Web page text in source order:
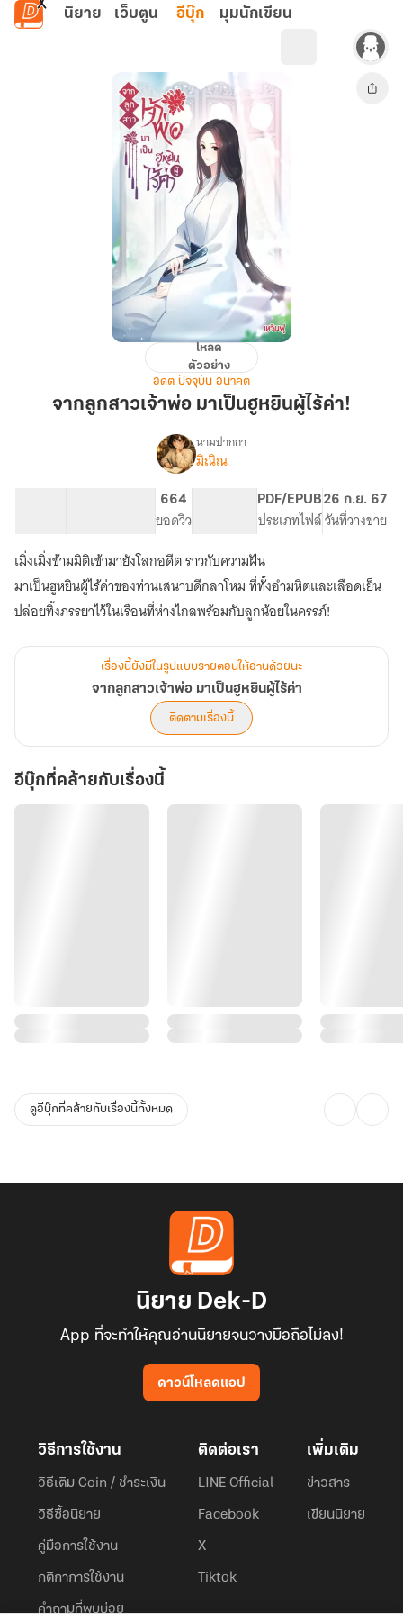
ข้ามไปยังเนื้อหาหลัก
นิยาย เว็บตูน อีบุ๊ก มุมนักเขียน
ลูกสาว
เจ้า
ค่า!
โหลด
ตัวอย่าง
อดีต ปัจจุบัน อนาคต
จากลูกสาวเจ้าพ่อ มาเป็นฮูหยินผู้ไร้ค่า!
เรื่อง
มา
เป็น
ฮู
หยิน
ผู้
ค่า
นามปากกา
มิณิณ
664
ยอดวิว
PDF/EPUB
ประเภทไฟล์
26 ก.ย. 67
วันที่วางขาย
เมิ่งเมิ่งข้ามมิติเข้ามายังโลกอดีต ราวกับความฝัน
มาเป็นฮูหยินผู้ไร้ค่าของท่านเสนาบดีกลาโหม ที่ทั้งอำมหิตและเลือดเย็น
ปล่อยทิ้งภรรยาไว้ในเรือนที่ห่างไกลพร้อมกับลูกน้อยในครรภ์!
เรื่องนี้ยังมีในรูปแบบรายตอนให้อ่านด้วยนะ
จากลูกสาวเจ้าพ่อ มาเป็นฮูหยินผู้ไร้ค่า
ติดตามเรื่องนี้
อีบุ๊กที่คล้ายกับเรื่องนี้
ดูอีบุ๊กที่คล้ายกับเรื่องนี้ทั้งหมด
นิยาย Dek-D
App ที่จะทำให้คุณอ่านนิยายจนวางมือถือไม่ลง!
ดาวน์โหลดแอป
วิธีการใช้งาน
วิธีเติม Coin / ชำระเงิน
วิธีซื้อนิยาย
คู่มือการใช้งาน
กติกาการใช้งาน
คำถามที่พบบ่อย
ติดต่อเรา
LINE Official
Facebook
X
Tiktok
เพิ่มเติม
ข่าวสาร
เขียนนิยาย